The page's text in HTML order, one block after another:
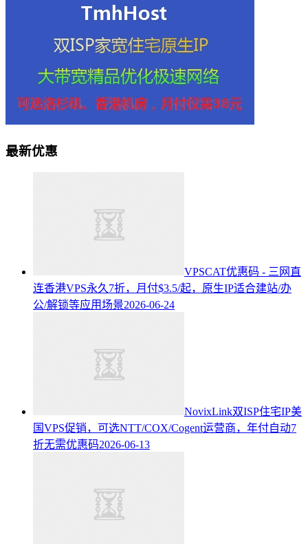
最新优惠
VPSCAT优惠码 - 三网直
连香港VPS永久7折，月付$3.5/起，原生IP适合建站/办
公/解锁等应用场景2026-06-24
NovixLink双ISP住宅IP美
国VPS促销，可选NTT/COX/Cogent运营商，年付自动7
折无需优惠码2026-06-13